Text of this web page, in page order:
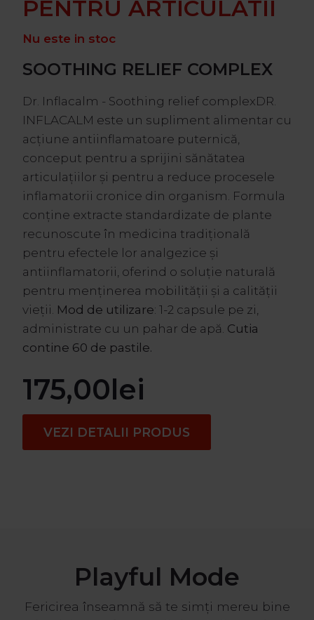
PENTRU ARTICULATII
Nu este in stoc
SOOTHING RELIEF COMPLEX
Dr. Inflacalm - Soothing relief complexDR.
INFLACALM este un supliment alimentar cu
acțiune antiinflamatoare puternică,
conceput pentru a sprijini sănătatea
articulațiilor și pentru a reduce procesele
inflamatorii cronice din organism. Formula
conține extracte standardizate de plante
recunoscute în medicina tradițională
pentru efectele lor analgezice și
antiinflamatorii, oferind o soluție naturală
pentru menținerea mobilității și a calității
vieții. Mod de utilizare: 1-2 capsule pe zi,
administrate cu un pahar de apă. Cutia
contine 60 de pastile.
175,00lei
VEZI DETALII PRODUS
Playful Mode
Fericirea înseamnă să te simți mereu bine